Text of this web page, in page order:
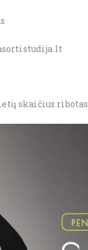
skaičius ribotas.